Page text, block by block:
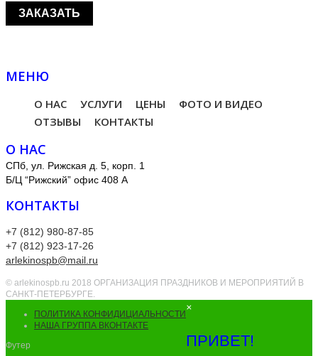
МЕНЮ
О НАС УСЛУГИ ЦЕНЫ
ФОТО И ВИДЕО
ОТЗЫВЫ
КОНТАКТЫ
О НАС
СПб, ул. Рижская д. 5, корп. 1
Б/Ц “Рижский” офис 408 А
КОНТАКТЫ
+7 (812) 980-87-85
+7 (812) 923-17-26
arlekinospb@mail.ru
© arlekinospb.ru 2018 ОРГАНИЗАЦИЯ ПРАЗДНИКОВ И МЕРОПРИЯТИЙ В
САНКТ-ПЕТЕРБУРГЕ.
ПОЛИТИКА КОНФИДИЦИАЛЬНОСТИ
НАША ГРУППА ВКОНТАКТЕ
Футер
×
ПРИВЕТ!